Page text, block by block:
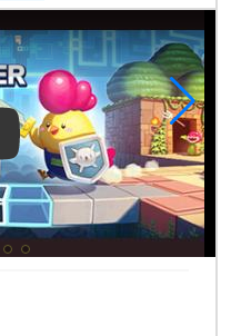
Video: Super Dungeon